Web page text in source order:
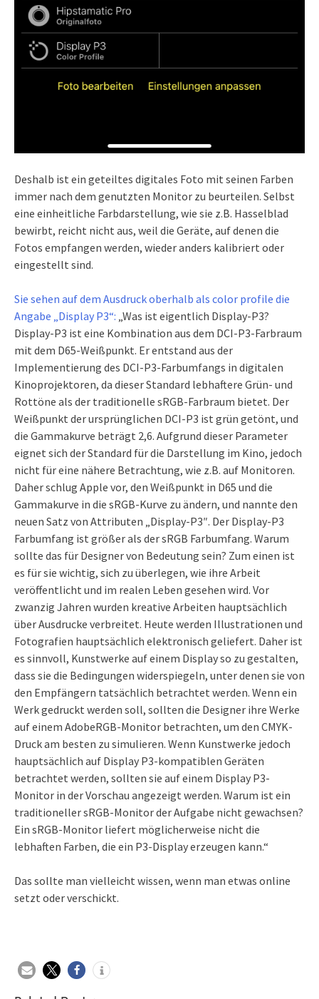
Deshalb ist ein geteiltes digitales Foto mit seinen Farben
immer nach dem genutzten Monitor zu beurteilen. Selbst
eine einheitliche Farbdarstellung, wie sie z.B. Hasselblad
bewirbt, reicht nicht aus, weil die Geräte, auf denen die
Fotos empfangen werden, wieder anders kalibriert oder
eingestellt sind.
Sie sehen auf dem Ausdruck oberhalb als color profile die
Angabe „Display P3“: „Was ist eigentlich Display-P3?
Display-P3 ist eine Kombination aus dem DCI-P3-Farbraum
mit dem D65-Weißpunkt. Er entstand aus der
Implementierung des DCI-P3-Farbumfangs in digitalen
Kinoprojektoren, da dieser Standard lebhaftere Grün- und
Rottöne als der traditionelle sRGB-Farbraum bietet. Der
Weißpunkt der ursprünglichen DCI-P3 ist grün getönt, und
die Gammakurve beträgt 2,6. Aufgrund dieser Parameter
eignet sich der Standard für die Darstellung im Kino, jedoch
nicht für eine nähere Betrachtung, wie z.B. auf Monitoren.
Daher schlug Apple vor, den Weißpunkt in D65 und die
Gammakurve in die sRGB-Kurve zu ändern, und nannte den
neuen Satz von Attributen „Display-P3″. Der Display-P3
Farbumfang ist größer als der sRGB Farbumfang. Warum
sollte das für Designer von Bedeutung sein? Zum einen ist
es für sie wichtig, sich zu überlegen, wie ihre Arbeit
veröffentlicht und im realen Leben gesehen wird. Vor
zwanzig Jahren wurden kreative Arbeiten hauptsächlich
über Ausdrucke verbreitet. Heute werden Illustrationen und
Fotografien hauptsächlich elektronisch geliefert. Daher ist
es sinnvoll, Kunstwerke auf einem Display so zu gestalten,
dass sie die Bedingungen widerspiegeln, unter denen sie von
den Empfängern tatsächlich betrachtet werden. Wenn ein
Werk gedruckt werden soll, sollten die Designer ihre Werke
auf einem AdobeRGB-Monitor betrachten, um den CMYK-
Druck am besten zu simulieren. Wenn Kunstwerke jedoch
hauptsächlich auf Display P3-kompatiblen Geräten
betrachtet werden, sollten sie auf einem Display P3-
Monitor in der Vorschau angezeigt werden. Warum ist ein
traditioneller sRGB-Monitor der Aufgabe nicht gewachsen?
Ein sRGB-Monitor liefert möglicherweise nicht die
lebhaften Farben, die ein P3-Display erzeugen kann.“
Das sollte man vielleicht wissen, wenn man etwas online
setzt oder verschickt.